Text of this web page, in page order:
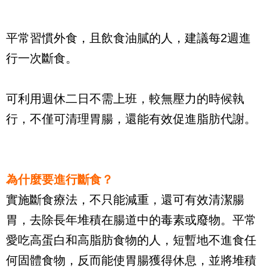
平常習慣外食，且飲食油膩的人，建議每2週進
行一次斷食。
可利用週休二日不需上班，較無壓力的時候執
行，不僅可清理胃腸，還能有效促進脂肪代謝。
為什麼要進行斷食？
實施斷食療法，不只能減重，還可有效清潔腸
胃，去除長年堆積在腸道中的毒素或廢物。平常
愛吃高蛋白和高脂肪食物的人，短暫地不進食任
何固體食物，反而能使胃腸獲得休息，並將堆積